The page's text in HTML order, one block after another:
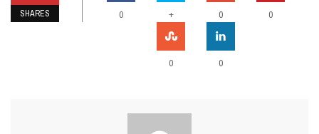
SHARES 0 + 0 0
0 0